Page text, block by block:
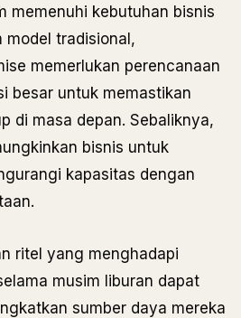
memenuhi kebutuhan bisnis
model tradisional,
memerlukan perencanaan
besar untuk memastikan
di masa depan. Sebaliknya,
bisnis untuk
kapasitas dengan
ritel yang menghadapi
musim liburan dapat
sumber daya mereka